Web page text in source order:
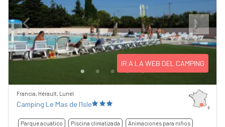
Previous Next
IR A LA WEB DEL CAMPING
Francia, Hérault, Lunel
Camping Le Mas de l'Isle
Parque acuático Piscina climatizada Animaciones para niños